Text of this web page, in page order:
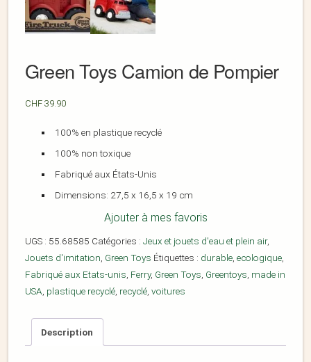
Green Toys Camion de Pompier
CHF 39.90
100% en plastique recyclé
100% non toxique
Fabriqué aux États-Unis
Dimensions: 27,5 x 16,5 x 19 cm
Ajouter à mes favoris
UGS : 55.68585 Catégories : Jeux et jouets d'eau et plein air,
Jouets d'imitation Green Toys Étiquettes : durable ecologique
Fabriqué aux Etats-unis Ferry, Green Toys Greentoys made in
USA plastique recyclé recyclé voitures
Description